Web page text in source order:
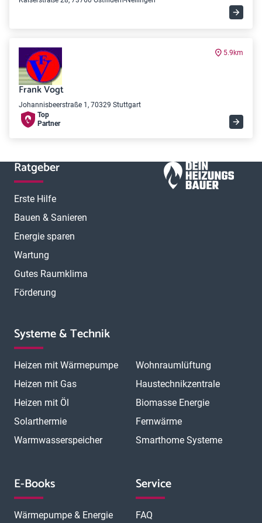
5.9km
Frank Vogt
Johannisbeerstraße 1, 70329 Stuttgart
Top
Partner
Ratgeber
Erste Hilfe
Bauen & Sanieren
Energie sparen
Wartung
Gutes Raumklima
Förderung
Systeme & Technik
Heizen mit Wärmepumpe
Heizen mit Gas
Heizen mit Öl
Solarthermie
Warmwasserspeicher
Wohnraumlüftung
Haustechnikzentrale
Biomasse Energie
Fernwärme
Smarthome Systeme
E-Books
Wärmepumpe & Energie
Service
FAQ